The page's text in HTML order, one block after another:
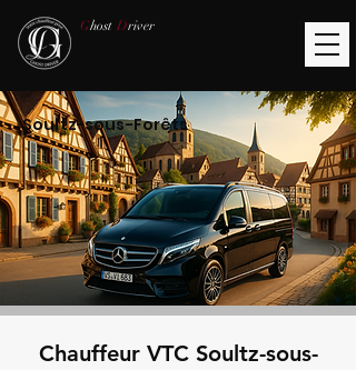
Ghost Driver
Soultz-sous-Forêts
Chauffeur VTC Soultz-sous-